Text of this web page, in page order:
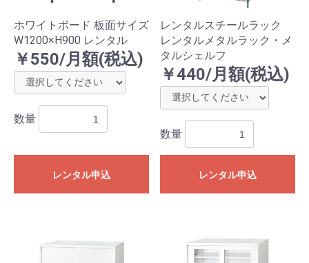
ホワイトボード 板面サイズ
W1200×H900 レンタル
￥550/月額(税込)
数量
レンタル申込
レンタルスチールラック
レンタルメタルラック・メ
タルシェルフ
￥440/月額(税込)
数量
レンタル申込